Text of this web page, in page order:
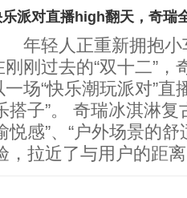
派对直播high翻天，奇瑞
轻人正重新拥抱小
刚刚过去的“双十二”，
一场“快乐潮玩派对”
搭子”。 奇瑞冰淇淋
感”、“户外场景的舒
，拉近了与用户的距